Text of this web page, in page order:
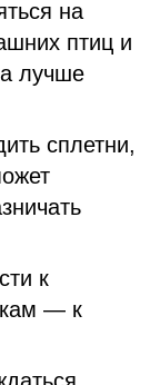
на
птиц и
лучше
сплетни,
к
— к